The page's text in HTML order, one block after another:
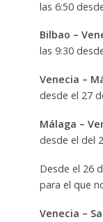
las 6:50
Bilbao –
las 9:30
Venecia –
desde el 27
Málaga –
desde el del
Desde el 26
para el que
Venecia –